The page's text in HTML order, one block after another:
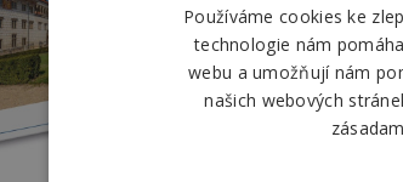
Používáme cookies ke
technologie nám
webu a umožňují nám
našich webových